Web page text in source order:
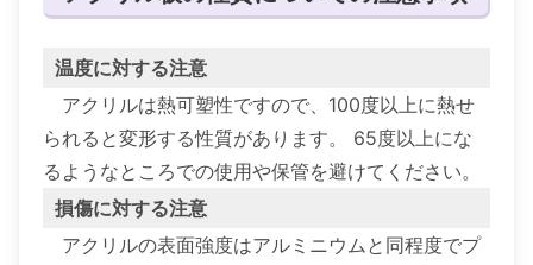
温度に対する注意
アクリルは熱可塑性ですので、100度以上に熱せ
られると変形する性質があります。 65度以上にな
るようなところでの使用や保管を避けてください。
損傷に対する注意
アクリルの表面強度はアルミニウムと同程度でプ